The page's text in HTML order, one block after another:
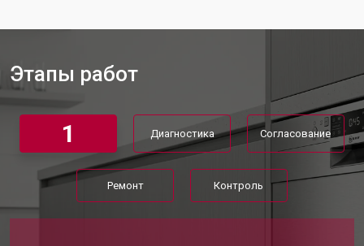
Ремонт или замена пружины дверцы Заказать
от 1100 ₽ Заказать
Замена водоприёмника от 2450 ₽ Заказать
Замена панели управления от 1550 ₽ Заказать
Этапы работ
1 Диагностика Согласование
Ремонт Контроль